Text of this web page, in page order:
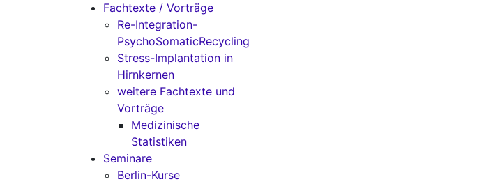
Fachtexte / Vorträge
Re-Integration-
PsychoSomaticRecycling
Stress-Implantation in
Hirnkernen
weitere Fachtexte und
Vorträge
Medizinische
Statistiken
Seminare
Berlin-Kurse